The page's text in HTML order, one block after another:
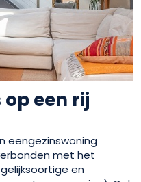
een rij
eengezinswoning
met het
en